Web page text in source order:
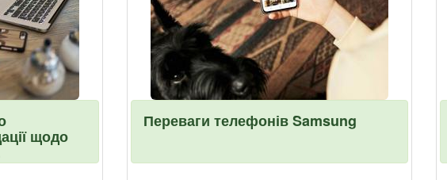
щодо
Переваги телефонів Samsung